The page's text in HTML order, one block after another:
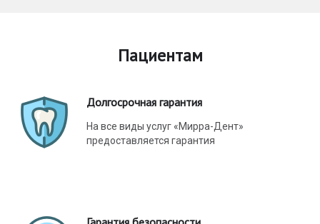
Пациентам
Долгосрочная гарантия
На все виды услуг «Мирра-Дент»
предоставляется гарантия